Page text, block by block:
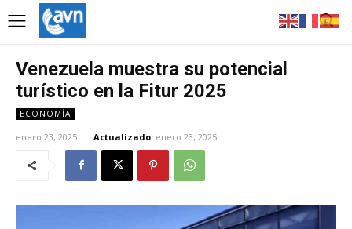
Venezuela muestra su potencial
turístico en la Fitur 2025
ECONOMÍA
enero 23, 2025 Actualizado: enero 23, 2025